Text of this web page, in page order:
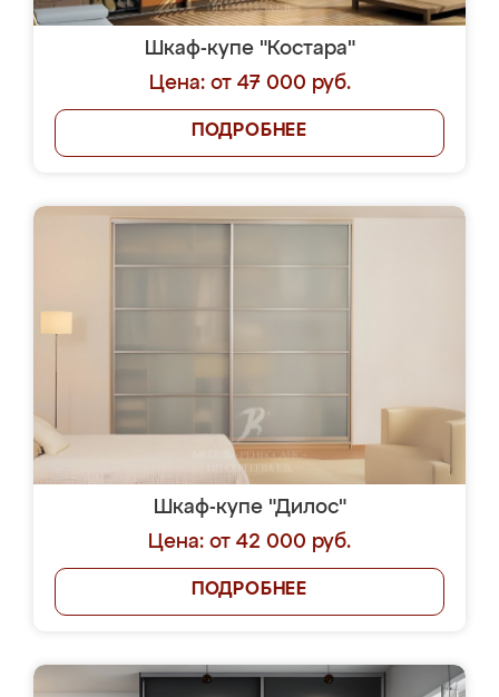
Шкаф-купе "Костара"
Цена: от 47 000 руб.
ПОДРОБНЕЕ
Шкаф-купе "Дилос"
Цена: от 42 000 руб.
ПОДРОБНЕЕ